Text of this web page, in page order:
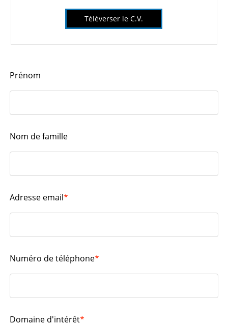
Téléverser le C.V.
Prénom
Nom de famille
Adresse email*
Numéro de téléphone*
Domaine d'intérêt*